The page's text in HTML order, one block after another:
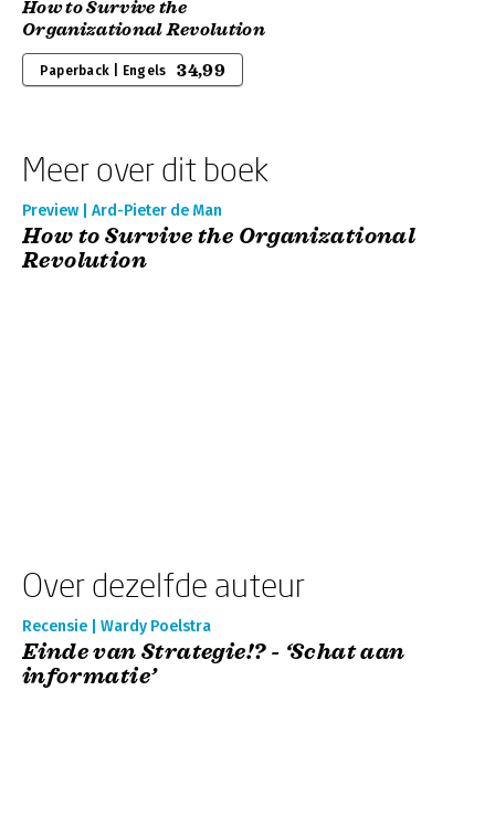
How to Survive the
Organizational Revolution
Paperback | Engels 34,99
Meer over dit boek
Preview | Ard-Pieter de Man
How to Survive the Organizational
Revolution
Over dezelfde auteur
Recensie | Wardy Poelstra
Einde van Strategie!? - ‘Schat aan
informatie’